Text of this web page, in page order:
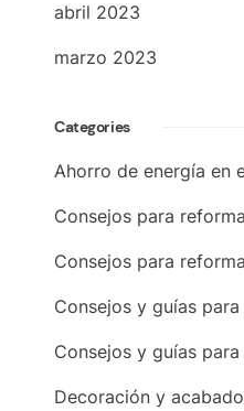
abril 2023
marzo 2023
Categories
Ahorro de energía en
Consejos para
Consejos para
Consejos y guías
Consejos y guías
Decoración y